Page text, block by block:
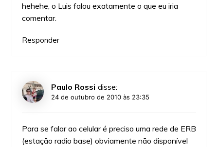
hehehe, o Luis falou exatamente o que eu iria
comentar.
Responder
Paulo Rossi disse:
24 de outubro de 2010 às 23:35
Para se falar ao celular é preciso uma rede de ERB
(estação radio base) obviamente não disponível